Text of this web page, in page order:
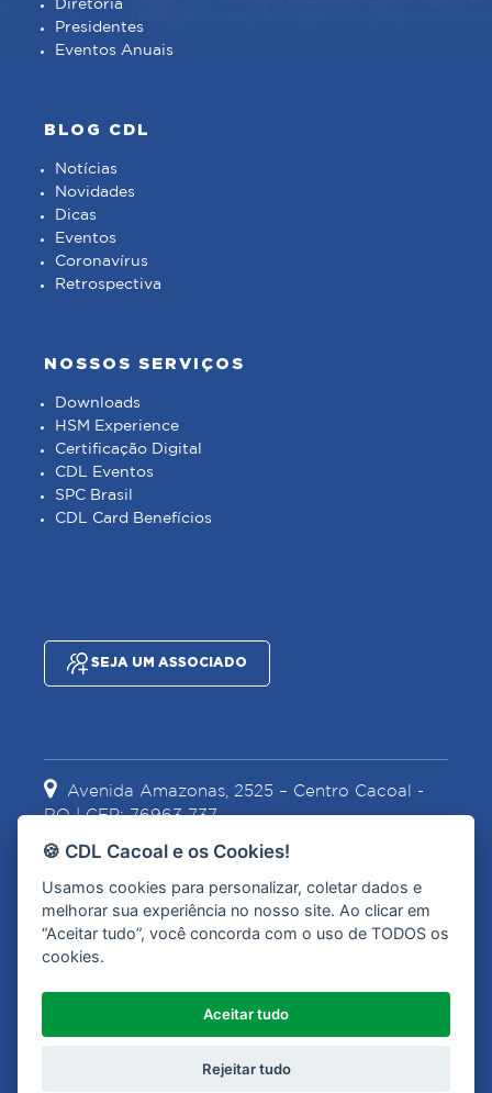
Diretoria
Presidentes
Eventos Anuais
BLOG CDL
Notícias
Novidades
Dicas
Eventos
Coronavírus
Retrospectiva
NOSSOS SERVIÇOS
Downloads
HSM Experience
Certificação Digital
CDL Eventos
SPC Brasil
CDL Card Benefícios
SEJA UM ASSOCIADO
Avenida Amazonas, 2525 – Centro Cacoal -
RO | CEP: 76963-737
(69) 3441-2067 (69) 99967-1628
🍪 CDL Cacoal e os Cookies!
Usamos cookies para personalizar, coletar dados e
melhorar sua experiência no nosso site. Ao clicar em
“Aceitar tudo”, você concorda com o uso de TODOS os
cookies.
Aceitar tudo
Rejeitar tudo